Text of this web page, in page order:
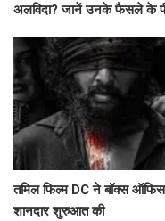
अलविदा? जानें उनके फैसले के
तमिल फिल्म DC ने बॉक्स
शानदार शुरुआत की